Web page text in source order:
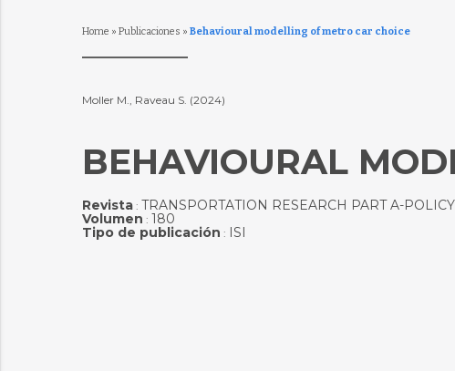
Home » Publicaciones » Behavioural modelling of metro car choice
Moller M., Raveau S. (2024)
BEHAVIOURAL
Revista: TRANSPORTATION RESEARCH PART A-
Volumen : 180
Tipo de publicación : ISI